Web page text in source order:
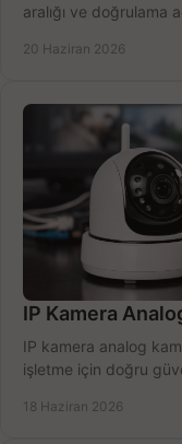
aralığı ve doğrulama
20 Haziran 2026
IP Kamera
IP kamera analog
işletme için doğru
18 Haziran 2026